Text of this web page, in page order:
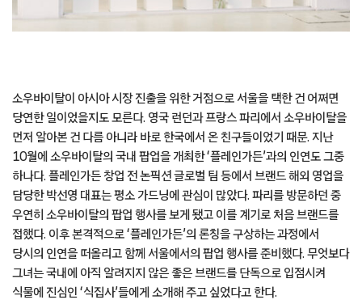
소우바이탈이 아시아 시장 진출을 위한 거점으로 서울을 택한 건 어쩌면
당연한 일이었을지도 모른다. 영국 런던과 프랑스 파리에서 소우바이탈을
먼저 알아본 건 다름 아니라 바로 한국에서 온 친구들이었기 때문. 지난
10월에 소우바이탈의 국내 팝업을 개최한 ‘플레인가든’과의 인연도 그중
하나다. 플레인가든 창업 전 논픽션 글로벌 팀 등에서 브랜드 해외 영업을
담당한 박선영 대표는 평소 가드닝에 관심이 많았다. 파리를 방문하던 중
우연히 소우바이탈의 팝업 행사를 보게 됐고 이를 계기로 처음 브랜드를
접했다. 이후 본격적으로 ‘플레인가든’의 론칭을 구상하는 과정에서
당시의 인연을 떠올리고 함께 서울에서의 팝업 행사를 준비했다. 무엇보다
그녀는 국내에 아직 알려지지 않은 좋은 브랜드를 단독으로 입점시켜
식물에 진심인 ‘식집사’들에게 소개해 주고 싶었다고 한다.